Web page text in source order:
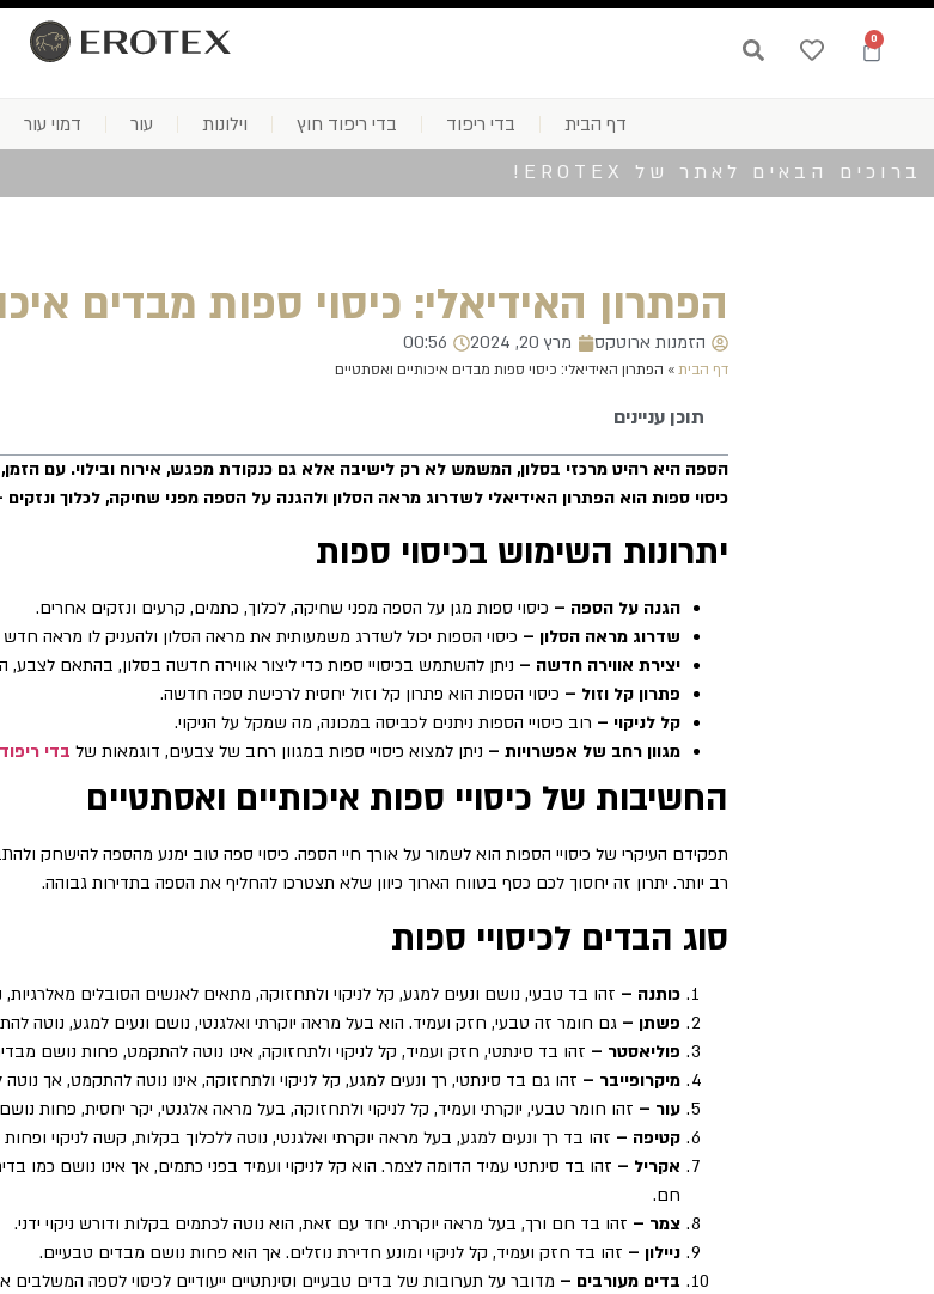
0
דף הבית בדי ריפוד בדי ריפוד חוץ וילונות עור דמוי עור
ברוכים הבאים לאתר של EROTEX!
הפתרון האידיאלי: כיסוי ספות מבדים
הזמנות ארוטקס מרץ 20, 2024 00:56
דף הבית» הפתרון האידיאלי: כיסוי ספות מבדים איכותיים ואסתטיים
תוכן עניינים
הספה היא רהיט מרכזי בסלון, המשמש לא רק לישיבה אלא גם כנקודת מפגש, אירוח ובילוי. עם
כיסוי ספות הוא הפתרון האידיאלי לשדרוג מראה הסלון ולהגנה על הספה מפני שחיקה, לכלוך
יתרונות השימוש בכיסוי ספות
הגנה על הספה – כיסוי ספות מגן על הספה מפני שחיקה, לכלוך, כתמים, קרעים ונזקים אחרים.
שדרוג מראה הסלון – כיסוי הספות יכול לשדרג משמעותית את מראה הסלון ולהעניק לו מראה חדש
יצירת אווירה חדשה – ניתן להשתמש בכיסויי ספות כדי ליצור אווירה חדשה בסלון, בהתאם לצבע,
פתרון קל וזול – כיסוי הספות הוא פתרון קל וזול יחסית לרכישת ספה חדשה.
קל לניקוי – רוב כיסויי הספות ניתנים לכביסה במכונה, מה שמקל על הניקוי.
מגוון רחב של אפשרויות – ניתן למצוא כיסויי ספות במגוון רחב של צבעים, דוגמאות של בדי ריפוד
החשיבות של כיסויי ספות איכותיים ואסתטיים
תפקידם העיקרי של כיסויי הספות הוא לשמור על אורך חיי הספה. כיסוי ספה טוב ימנע מהספה להישחק
רב יותר. יתרון זה יחסוך לכם כסף בטווח הארוך כיוון שלא תצטרכו להחליף את הספה בתדירות גבוהה.
סוג הבדים לכיסויי ספות
כותנה – זהו בד טבעי, נושם ונעים למגע, קל לניקוי ולתחזוקה, מתאים לאנשים הסובלים
פשתן – גם חומר זה טבעי, חזק ועמיד. הוא בעל מראה יוקרתי ואלגנטי, נושם ונעים למגע, נוטה
פוליאסטר – זהו בד סינתטי, חזק ועמיד, קל לניקוי ולתחזוקה, אינו נוטה להתקמט, פחות נושם
מיקרופייבר – זהו גם בד סינתטי, רך ונעים למגע, קל לניקוי ולתחזוקה, אינו נוטה להתקמט, אך
עור – זהו חומר טבעי, יוקרתי ועמיד, קל לניקוי ולתחזוקה, בעל מראה אלגנטי, יקר יחסית, פחות
קטיפה – זהו בד רך ונעים למגע, בעל מראה יוקרתי ואלגנטי, נוטה ללכלוך בקלות, קשה לניקוי
אקריל – זהו בד סינתטי עמיד הדומה לצמר. הוא קל לניקוי ועמיד בפני כתמים, אך אינו נושם כמו
חם.
צמר – זהו בד חם ורך, בעל מראה יוקרתי. יחד עם זאת, הוא נוטה לכתמים בקלות ודורש ניקוי ידני.
ניילון – זהו בד חזק ועמיד, קל לניקוי ומונע חדירת נוזלים. אך הוא פחות נושם מבדים טבעיים.
בדים מעורבים – מדובר על תערובות של בדים טבעיים וסינתטיים ייעודיים לכיסוי לספה